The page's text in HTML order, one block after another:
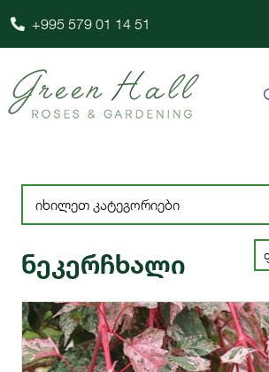
+995 579 01 14 51
ნეკერჩხალი